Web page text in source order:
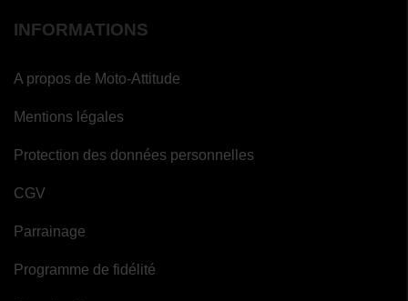
INFORMATIONS
A propos de Moto-Attitude
Mentions légales
Protection des données personnelles
CGV
Parrainage
Programme de fidélité